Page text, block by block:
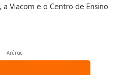
Viacom e o Centro de Ensino
- Anúncio -